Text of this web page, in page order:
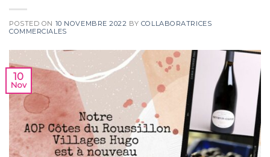
POSTED ON 10 NOVEMBRE 2022 BY COLLABORATRICES
COMMERCIALES
10
Nov